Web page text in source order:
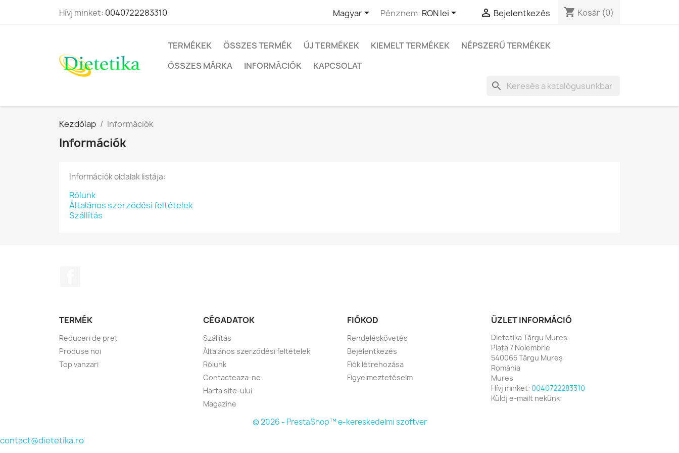
Hívj minket: 0040722283310 Magyar Pénznem: RON lei  Bejelentkezés shopping_cart Kosár (0)
TERMÉKEK ÖSSZES TERMÉK ÚJ TERMÉKEK KIEMELT TERMÉKEK
NÉPSZERŰ TERMÉKEK
ÖSSZES MÁRKA
INFORMÁCIÓK KAPCSOLAT
search
Kezdőlap Információk
Információk
Információk oldalak listája:
Rólunk
Általános szerződési feltételek
Szállítás
TERMÉK
Reduceri de pret
Produse noi
Top vanzari
CÉGADATOK
Szállítás
Általános szerződési feltételek
Rólunk
Contacteaza-ne
Harta site-ului
Magazine
FIÓKOD
Rendeléskövetés
Bejelentkezés
Fiók létrehozása
Figyelmeztetéseim
ÜZLET INFORMÁCIÓ
Dietetika Târgu Mureș
Piața 7 Noiembrie
540065 Târgu Mureș
Románia
Mures
Hívj minket: 0040722283310
Küldj e-mailt nekünk:
© 2026 - PrestaShop™ e-kereskedelmi szoftver
contact@dietetika.ro